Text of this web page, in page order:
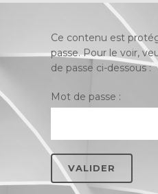
Ce contenu est
passe. Pour le voir,
de passe ci-dessous :
Mot de passe :